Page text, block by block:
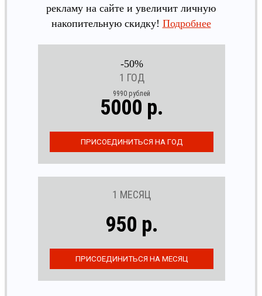
рекламу на сайте и увеличит личную
накопительную скидку! Подробнее
-50%
1 ГОД
9990 рублей
5000 р.
1 МЕСЯЦ
950 р.